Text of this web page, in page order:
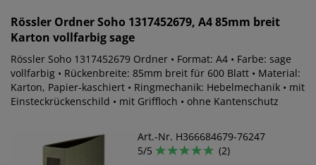
Rössler Ordner Soho 1317452679, A4 85mm breit
Karton vollfarbig sage
Rössler Soho 1317452679 Ordner • Format: A4 • Farbe: sage
vollfarbig • Rückenbreite: 85mm breit für 600 Blatt • Material:
Karton, Papier-kaschiert • Ringmechanik: Hebelmechanik • mit
Einsteckrückenschild • mit Griffloch • ohne Kantenschutz
Art.-Nr. H366684679-76247
5/5
(2)